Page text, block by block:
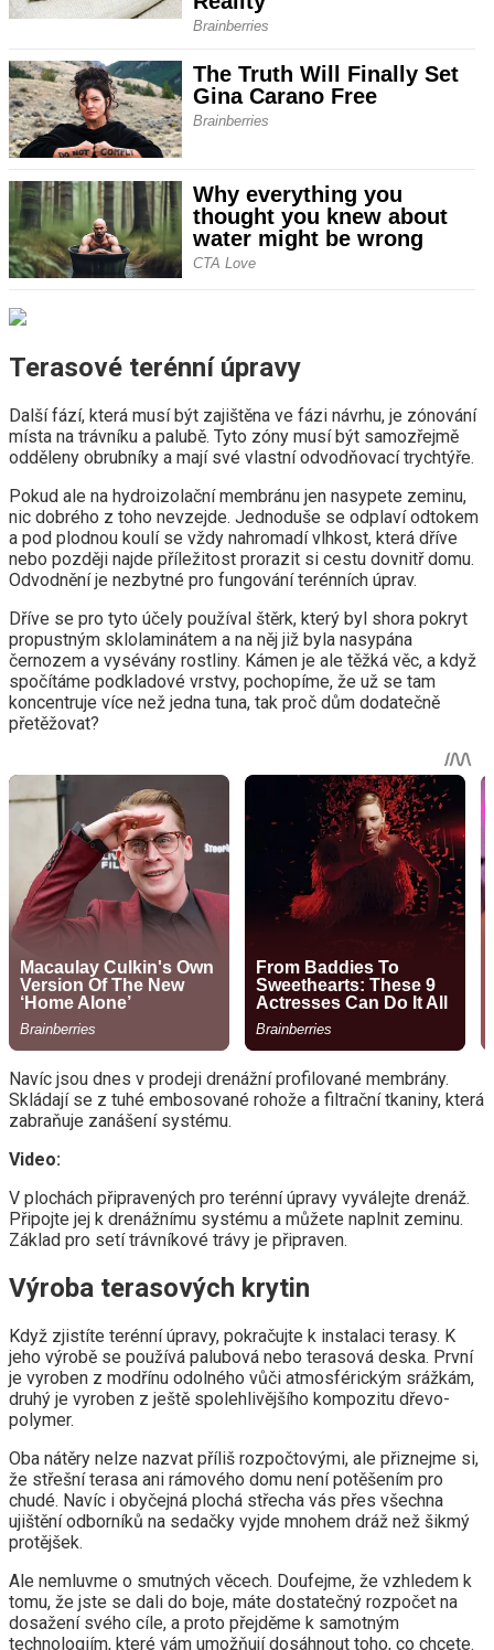
Terasové terénní úpravy
Další fází, která musí být zajištěna ve fázi návrhu, je zónování
místa na trávníku a palubě. Tyto zóny musí být samozřejmě
odděleny obrubníky a mají své vlastní odvodňovací trychtýře.
Pokud ale na hydroizolační membránu jen nasypete zeminu,
nic dobrého z toho nevzejde. Jednoduše se odplaví odtokem
a pod plodnou koulí se vždy nahromadí vlhkost, která dříve
nebo později najde příležitost prorazit si cestu dovnitř domu.
Odvodnění je nezbytné pro fungování terénních úprav.
Dříve se pro tyto účely používal štěrk, který byl shora pokryt
propustným sklolaminátem a na něj již byla nasypána
černozem a vysévány rostliny. Kámen je ale těžká věc, a když
spočítáme podkladové vrstvy, pochopíme, že už se tam
koncentruje více než jedna tuna, tak proč dům dodatečně
přetěžovat?
Navíc jsou dnes v prodeji drenážní profilované membrány.
Skládají se z tuhé embosované rohože a filtrační tkaniny, která
zabraňuje zanášení systému.
Video:
V plochách připravených pro terénní úpravy vyválejte drenáž.
Připojte jej k drenážnímu systému a můžete naplnit zeminu.
Základ pro setí trávníkové trávy je připraven.
Výroba terasových krytin
Když zjistíte terénní úpravy, pokračujte k instalaci terasy. K
jeho výrobě se používá palubová nebo terasová deska. První
je vyroben z modřínu odolného vůči atmosférickým srážkám,
druhý je vyroben z ještě spolehlivějšího kompozitu dřevo-
polymer.
Oba nátěry nelze nazvat příliš rozpočtovými, ale přiznejme si,
že střešní terasa ani rámového domu není potěšením pro
chudé. Navíc i obyčejná plochá střecha vás přes všechna
ujištění odborníků na sedačky vyjde mnohem dráž než šikmý
protějšek.
Ale nemluvme o smutných věcech. Doufejme, že vzhledem k
tomu, že jste se dali do boje, máte dostatečný rozpočet na
dosažení svého cíle, a proto přejděme k samotným
technologiím, které vám umožňují dosáhnout toho, co chcete.